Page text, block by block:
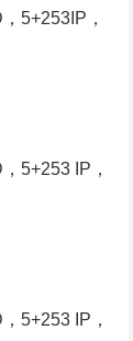
5+253IP，
5+253 IP，
5+253 IP，